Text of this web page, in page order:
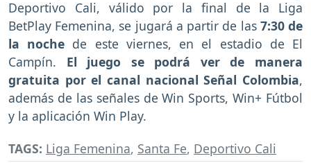
Deportivo Cali, válido por la final de la Liga
BetPlay Femenina, se jugará a partir de las 7:30 de
la noche de este viernes, en el estadio de El
Campín. El juego se podrá ver de manera
gratuita por el canal nacional Señal Colombia,
además de las señales de Win Sports, Win+ Fútbol
y la aplicación Win Play.
TAGS: Liga Femenina, Santa Fe, Deportivo Cali